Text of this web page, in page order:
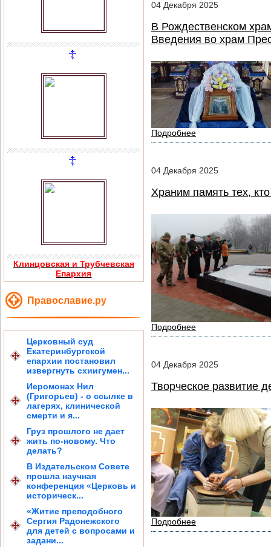
Клинцовская и Трубчевская
Епархия
Православие.ру
Церковный суд
Екатеринбургской
епархии постановил
извергнуть схиигумен...
Иеромонах Нил
(Григорьев) - о ссылке в
лагерях, клинической
смерти и я...
Груз прошлого не дает
жить по-новому. Что
делать?
В Издательском Совете
прошла научная
конференция «Церковь и
историческ...
«Житие преподобного
Сергия Радонежского
для детей с вопросами и
задани...
04 Декабря 2025
В Рождественском
Введения во храм
Подробнее
04 Декабря 2025
Храним память тех,
Подробнее
04 Декабря 2025
Творческое развитие
Подробнее